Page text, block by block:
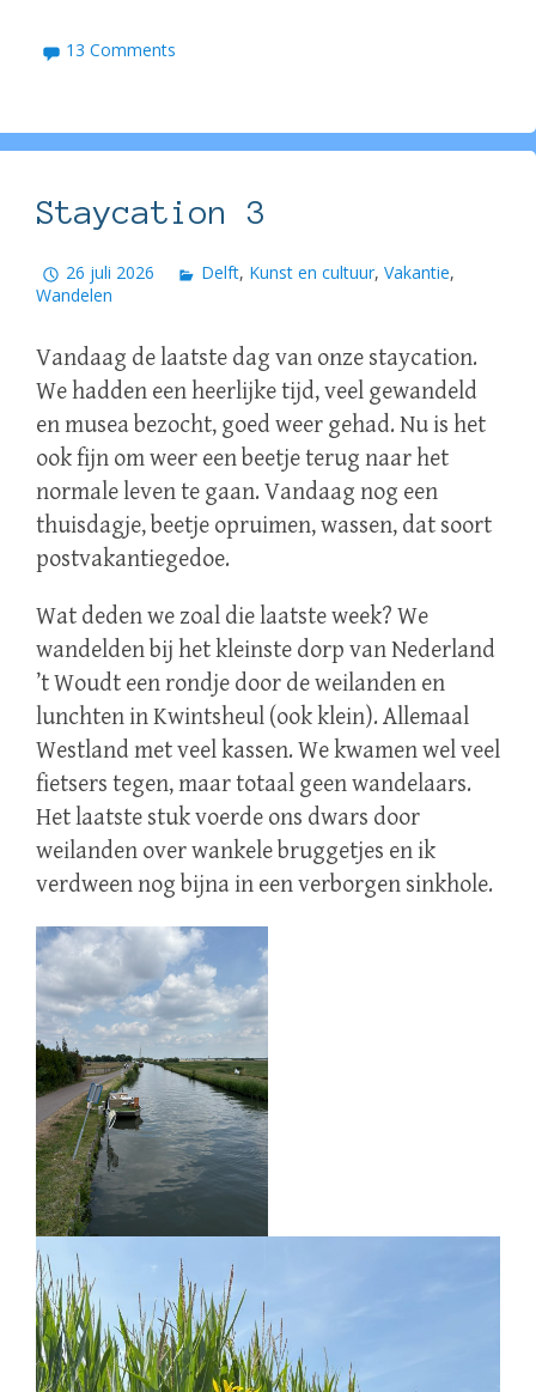
13 Comments
Staycation 3
26 juli 2026 Delft, Kunst en cultuur,Vakantie,
Wandelen
Vandaag de laatste dag van onze staycation.
We hadden een heerlijke tijd, veel gewandeld
en musea bezocht, goed weer gehad. Nu is het
ook fijn om weer een beetje terug naar het
normale leven te gaan. Vandaag nog een
thuisdagje, beetje opruimen, wassen, dat soort
postvakantiegedoe.
Wat deden we zoal die laatste week? We
wandelden bij het kleinste dorp van Nederland
’t Woudt een rondje door de weilanden en
lunchten in Kwintsheul (ook klein). Allemaal
Westland met veel kassen. We kwamen wel veel
fietsers tegen, maar totaal geen wandelaars.
Het laatste stuk voerde ons dwars door
weilanden over wankele bruggetjes en ik
verdween nog bijna in een verborgen sinkhole.